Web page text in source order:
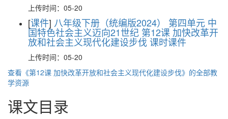
上传时间：05-20
[课件] 八年级下册（统编版2024） 第四单元 中
国特色社会主义迈向21世纪 第12课 加快改革开
放和社会主义现代化建设步伐 课时课件
上传时间：05-20
查看《第12课 加快改革开放和社会主义现代化建设步伐》的全部教
学资源
课文目录